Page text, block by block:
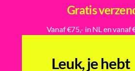
Gratis
Vanaf €75,- in NL en vanaf
Leuk, je hebt